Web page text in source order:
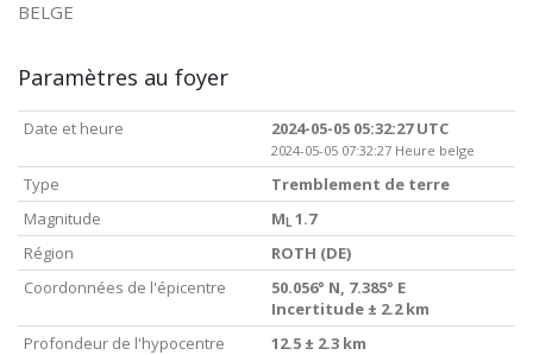
BELGE
Paramètres au foyer
Date et heure 2024-05-05 05:32:27 UTC
2024-05-05 07:32:27 Heure belge
Type
Tremblement de terre
Magnitude
M L 1.7
Région
ROTH (DE)
Coordonnées de l'épicentre
50.056° N, 7.385° E
Incertitude ± 2.2 km
Profondeur de l'hypocentre
12.5 ± 2.3 km